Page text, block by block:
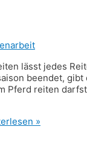
lässt jedes
beendet,
Pferd reiten
»